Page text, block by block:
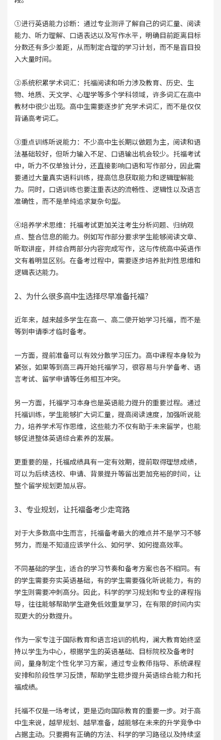
①进行英语能力诊断：通过专业测评了解自己的词汇量、阅读
能力、听力理解、口语表达以及写作水平，明确目前距离目标
分数还有多少差距，从而制定合理的学习计划，而不是盲目投
入大量时间。
②系统积累学术词汇：托福阅读和听力涉及教育、历史、生
物、地质、天文学、心理学等多个学科领域，许多词汇在高中
教材中很少出现。高中生需要逐步扩充学术词汇，而不是仅仅
背诵高考词汇。
③重点训练听说能力：不少高中生长期以做题为主，阅读和语
法基础较好，但听力输入不足、口语输出机会较少。托福考试
中，听力不仅单独计分，还直接影响口语和写作部分，因此需
要通过大量真实语料训练，提高信息获取能力和逻辑理解能
力。同时，口语训练也要注重表达的流畅性、逻辑性以及语言
准确性，而不是单纯追求复杂句型。
④培养学术思维：托福考试更加关注考生分析问题、归纳观
点、整合信息的能力。例如写作部分要求学生能够阅读文章、
听取讲座，并综合两部分内容完成写作，这与传统高中英语作
文有着明显区别。在备考过程中，需要逐步培养批判性思维和
逻辑表达能力。
2、为什么很多高中生选择尽早准备托福?
近年来，越来越多学生在高一、高二便开始学习托福，而不是
等到申请季才临时备考。
一方面，提前准备可以有效分散学习压力。高中课程本身较为
紧张，如果等到高三再开始托福学习，很容易与升学备考、语
言考试、留学申请等任务相互冲突。
另一方面，托福学习本身也是英语能力提升的重要过程。通过
托福训练，学生能够扩大词汇量，提高阅读速度，加强听说能
力，培养学术写作思维，这些能力不仅有助于未来留学，也能
够促进整体英语综合素养的发展。
更重要的是，托福成绩具有一定有效期，提前取得理想成绩，
可以为后续选校、申请、背景提升等留出更加充裕的时间，让
整个留学规划更加从容。
3、专业规划，让托福备考少走弯路
对于大多数高中生而言，托福备考最大的难点并不是学习不够
努力，而是不知道应该学什么、如何学、如何提高效率。
不同基础的学生，适合的学习节奏和备考方案也各不相同。有
的学生需要夯实英语基础，有的学生需要强化听说能力，有的
学生则需要冲刺高分。因此，科学的学习规划和专业的课程指
导，往往能够帮助学生避免低效重复学习，在有限的时间内实
现更大的分数提升。
作为一家专注于国际教育和语言培训的机构，澜大教育始终坚
持以学生为中心，根据学生的英语基础、目标院校及备考时
间，量身制定个性化学习方案，通过专业教师指导、系统课程
安排和阶段性学习反馈，帮助学生稳步提升英语综合能力和托
福成绩。
托福不仅是一场考试，更是迈向国际教育的重要一步。对于高
中生来说，越早规划、越早准备，越能够在未来的升学竞争中
占据主动。只要拥有正确的方法、科学的学习路径以及持续坚